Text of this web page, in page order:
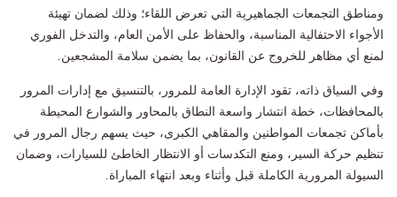
ومناطق التجمعات الجماهيرية التي تعرض اللقاء؛ وذلك لضمان تهيئة
الأجواء الاحتفالية المناسبة، والحفاظ على الأمن العام، والتدخل الفوري
لمنع أي مظاهر للخروج عن القانون، بما يضمن سلامة المشجعين.
وفي السياق ذاته، تقود الإدارة العامة للمرور، بالتنسيق مع إدارات المرور
بالمحافظات، خطة انتشار واسعة النطاق بالمحاور والشوارع المحيطة
بأماكن تجمعات المواطنين والمقاهي الكبرى، حيث يسهم رجال المرور في
تنظيم حركة السير، ومنع التكدسات أو الانتظار الخاطئ للسيارات، وضمان
السيولة المرورية الكاملة قبل وأثناء وبعد انتهاء المباراة.